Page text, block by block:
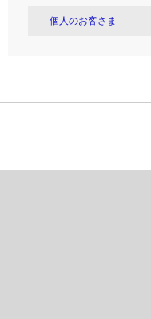
個人のお客さま